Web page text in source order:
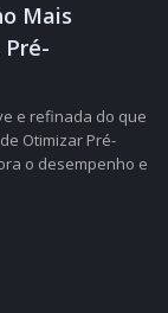
Mais
Pré-
e refinada do que
Otimizar Pré-
o desempenho e